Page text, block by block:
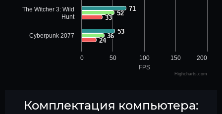
FPS
71
71
53
53
52
52
36
36
33
33
24
24
0 50 100 150 200
The Witcher 3: Wild
Hunt
Cyberpunk 2077
Highcharts.com
Комплектация компьютера: